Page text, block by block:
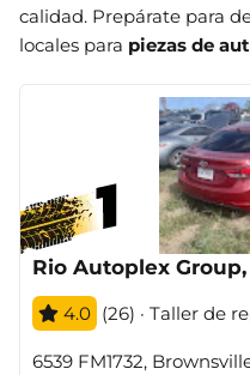
calidad. Prepárate para
locales para piezas de
Rio Autoplex Group,
4.0 (26) · Taller de
6539 FM1732,